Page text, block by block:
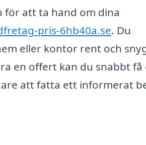
för att ta hand om dina
pris-6hb40a.se. Du
eller kontor rent och
en offert kan du snabbt få
att fatta ett informerat